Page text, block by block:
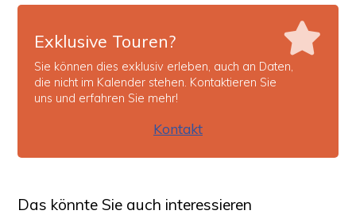
Exklusive Touren?
Sie können dies exklusiv erleben, auch an Daten,
die nicht im Kalender stehen. Kontaktieren Sie
uns und erfahren Sie mehr!
Kontakt
Das könnte Sie auch interessieren